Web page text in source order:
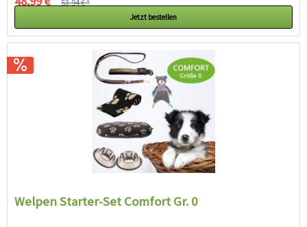
53,94 € *
Jetzt bestellen
Welpen Starter-Set Comfort Gr. 0